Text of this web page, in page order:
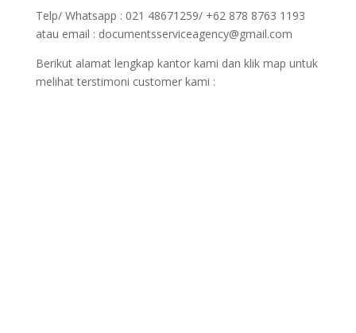
Telp/ Whatsapp : 021 48671259/ +62 878 8763 1193
atau email : documentsserviceagency@gmail.com
Berikut alamat lengkap kantor kami dan klik map untuk
melihat terstimoni customer kami :